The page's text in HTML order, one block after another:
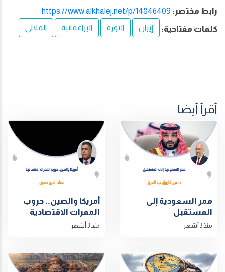
رابط مختصر: https://www.alkhalej.net/p/14846409
كلمات مفتاحية: إيران الثورة البراغماتية الملالي
أقرأ أيضا
ممر السعودية إلى
المستقبل
منذ 3 أشهر
أمريكا والصين.. حروب
الممرات الاقتصادية
منذ 3 أشهر